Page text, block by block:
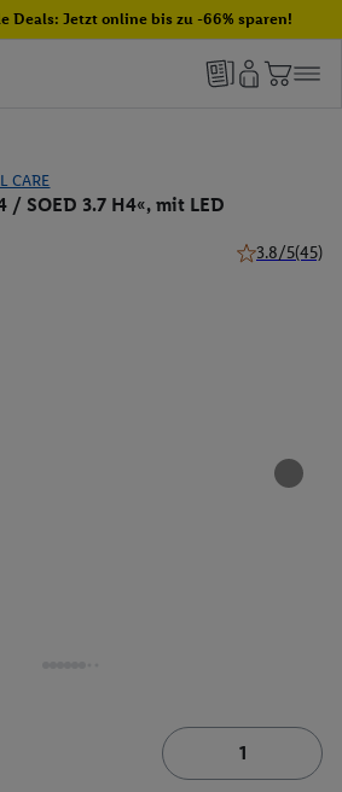
Deals: Jetzt online bis zu -66% sparen!
CARE
/ SOED 3.7 H4«, mit LED
3.8/5(45)